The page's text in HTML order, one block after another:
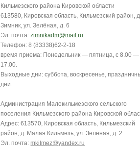
Кильмезского района Кировской области
613580, Кировская область, Кильмезский район,
Зимник, ул. Зелёная, д. 6
Эл. почта:zimnikadm@mail.ru
Телефон: 8 (83338)62-2-18
время приема: Понедельник — пятница, с 8.00 —
17.00.
Выходные дни: суббота, воскресенье,
дни.
Администрация Малокильмезского сельского
поселения Кильмезского района Кировской
Адрес: 613570, Кировская область, Кильмезский
район, д. Малая Кильмезь, ул. Зеленая, д. 2
Эл. почта:mkilmez@yandex.ru